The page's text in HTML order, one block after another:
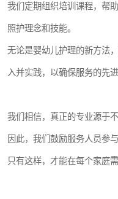
我们定期组织培训课程，帮
照护理念和技能。
无论是婴幼儿护理的新方法
入并实践，以确保服务的先
我们相信，真正的专业源于不
因此，我们鼓励服务人员参
只有这样，才能在每个家庭